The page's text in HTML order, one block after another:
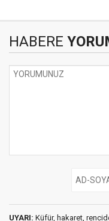
HABERE
UYARI: Küfür, hakaret,